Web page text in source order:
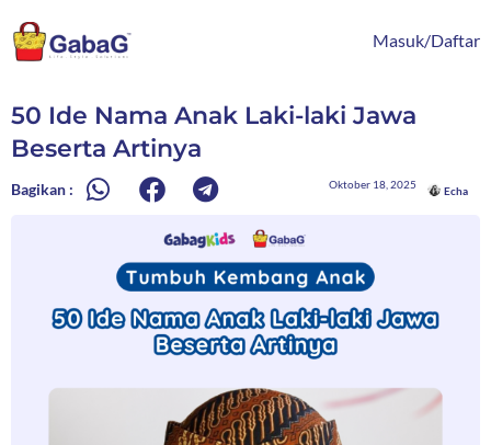
ke
konten
Masuk/Daftar
50 Ide Nama Anak Laki-laki Jawa
Beserta Artinya
Bagikan : Oktober 18, 2025
Echa